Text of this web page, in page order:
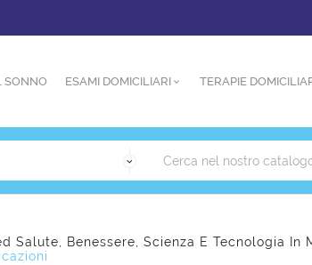
SONNO ESAMI DOMICILIARI TERAPIE
Salute, Benessere, Scienza E Tecnologia In